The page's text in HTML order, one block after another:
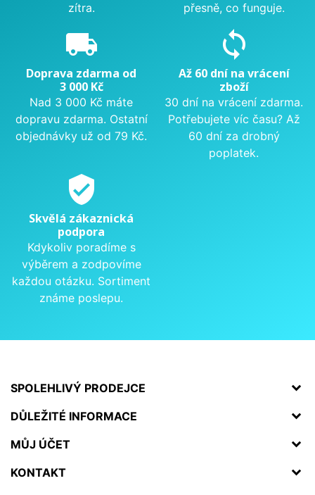
zítra.
přesně, co funguje.
local_shipping
Doprava zdarma od
3 000 Kč
Nad 3 000 Kč máte
dopravu zdarma. Ostatní
objednávky už od 79 Kč.
sync
Až 60 dní na vrácení
zboží
30 dní na vrácení zdarma.
Potřebujete víc času? Až
60 dní za drobný
poplatek.
verified_user
Skvělá zákaznická
podpora
Kdykoliv poradíme s
výběrem a zodpovíme
každou otázku. Sortiment
známe poslepu.
SPOLEHLIVÝ PRODEJCE
DŮLEŽITÉ INFORMACE
MŮJ ÚČET
KONTAKT